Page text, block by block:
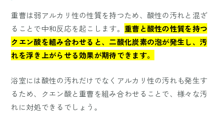
重曹は弱アルカリ性の性質を持つため、酸性の汚れと混ざ
ることで中和反応を起こします。 重曹と酸性の性質を持つ
クエン酸を組み合わせると、二酸化炭素の泡が発生し、汚
れを浮き上がらせる効果が期待できます。
浴室には酸性の汚れだけでなくアルカリ性の汚れも発生す
るため、クエン酸と重曹を組み合わせることで、様々な汚
れに対処できるでしょう。